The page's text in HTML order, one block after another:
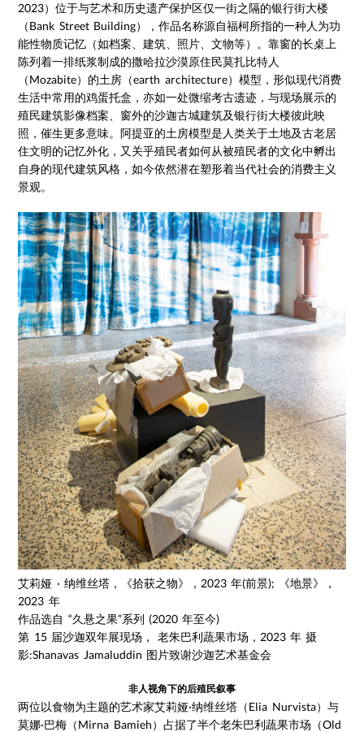
2023）位于与艺术和历史遗产保护区仅一街之隔的银行街大楼
（Bank Street Building），作品名称源自福柯所指的一种人为功
能性物质记忆（如档案、建筑、照片、文物等）。靠窗的长桌上
陈列着一排纸浆制成的撒哈拉沙漠原住民莫扎比特人
（Mozabite）的土房（earth architecture）模型，形似现代消费
生活中常用的鸡蛋托盒，亦如一处微缩考古遗迹，与现场展示的
殖民建筑影像档案、窗外的沙迦古城建筑及银行街大楼彼此映
照，催生更多意味。阿提亚的土房模型是人类关于土地及古老居
住文明的记忆外化，又关乎殖民者如何从被殖民者的文化中孵出
自身的现代建筑风格，如今依然潜在塑形着当代社会的消费主义
景观。
艾莉娅 · 纳维丝塔，《拾获之物》，2023 年(前景); 《地景》，
2023 年
作品选自 “久悬之果”系列 (2020 年至今)
第 15 届沙迦双年展现场， 老朱巴利蔬果市场，2023 年 摄
影:Shanavas Jamaluddin 图片致谢沙迦艺术基金会
非人视角下的后殖民叙事
两位以食物为主题的艺术家艾莉娅·纳维丝塔（Elia Nurvista）与
莫娜·巴梅（Mirna Bamieh）占据了半个老朱巴利蔬果市场（Old